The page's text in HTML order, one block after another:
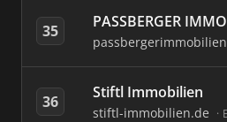
35 PASSBERGER
36 Stiftl Immobilien
stiftl-immobilien.de